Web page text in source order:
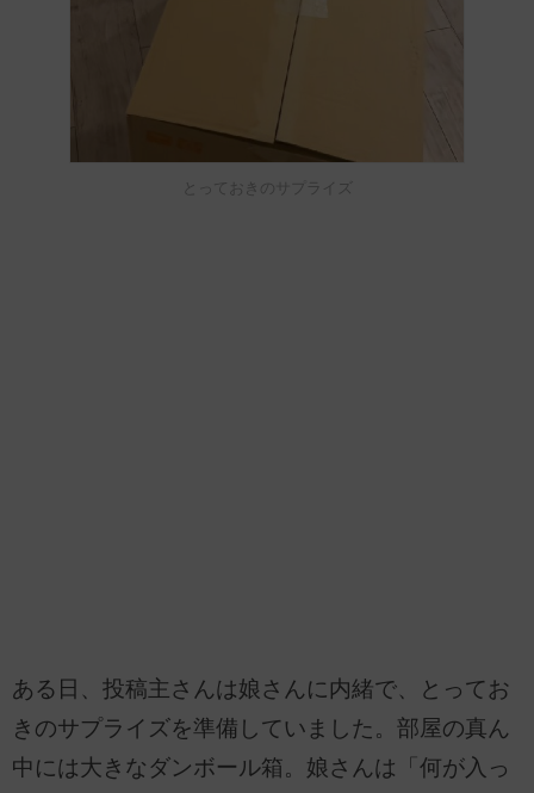
とっておきのサプライズ
ある日、投稿主さんは娘さんに内緒で、とってお
きのサプライズを準備していました。部屋の真ん
中には大きなダンボール箱。娘さんは「何が入っ